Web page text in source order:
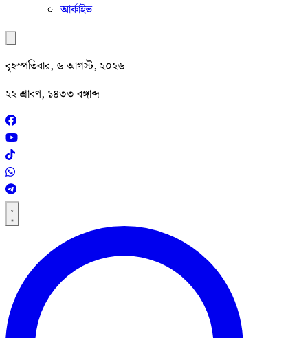
আর্কাইভ
বৃহস্পতিবার, ৬ আগস্ট, ২০২৬
২২ শ্রাবণ, ১৪৩৩ বঙ্গাব্দ